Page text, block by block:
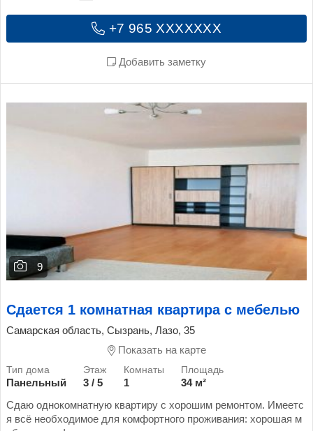
+7 965 XXXXXXX
Добавить заметку
9
Сдается 1 комнатная квартира с мебелью
Самарская область, Сызрань, Лазо, 35
Показать на карте
Панельный 3 / 5 1
34 м²
Сдаю однокомнатную квартиру с хорошим ремонтом. Имеетс
я всё необходимое для комфортного проживания: хорошая м